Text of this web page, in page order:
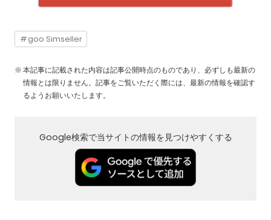
goo Simseller
本記事に記載された内容は記事公開時点のものであり、必ずしも最新の
情報とは限りません。記事をご覧いただく際には、最新の情報を確認す
るようお願いいたします。
Google検索で当サイトの情報を見つけやすくする